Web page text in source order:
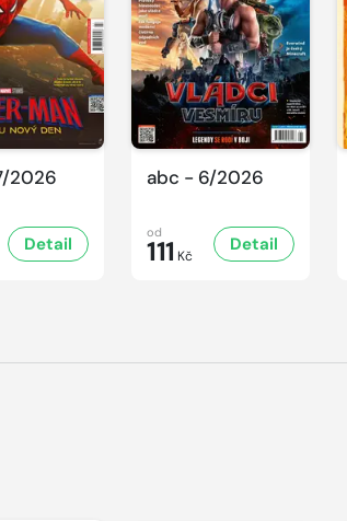
2026
Detail
abc - 6/2026
od
111 Kč
Detail